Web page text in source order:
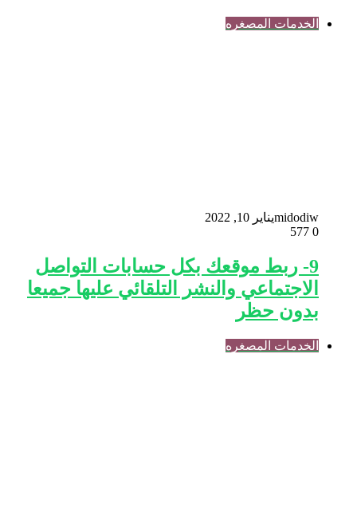
الخدمات المصغره
midodiwيناير 10, 2022
0
9- ربط موقعك بكل حسابات التواصل
الاجتماعي والنشر التلقائي عليها جميعا
بدون حظر
الخدمات المصغره